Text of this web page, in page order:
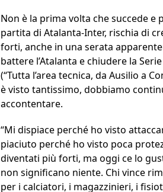
Non è la prima volta che succede
partita di Atalanta-Inter, rischia di
forti, anche in una serata
battere l’Atalanta e chiudere la
(“Tutta l’area tecnica, da Ausilio a
è visto tantissimo, dobbiamo
accontentare.
“Mi dispiace perché ho visto
piaciuto perché ho visto poca
diventati più forti, ma oggi ce lo
non significano niente. Chi vince
per i calciatori, i magazzinieri, i